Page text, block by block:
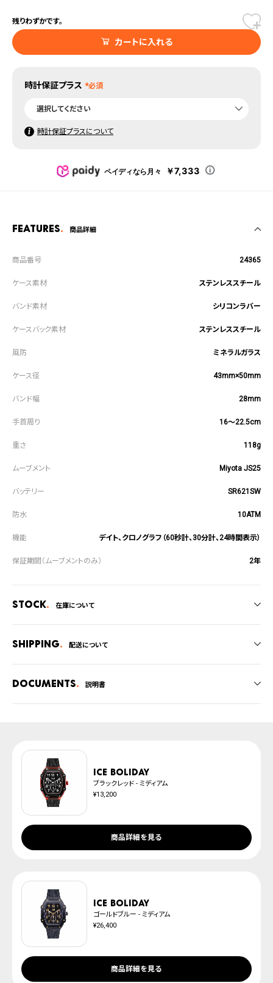
残りわずかです。
カートに入れる
時計保証プラス
時計保証プラスについて
ペイディなら月々 ￥7,333
Features 商品詳細
24365
ステンレススチール
シリコンラバー
ステンレススチール
ミネラルガラス
43mm×50mm
28mm
16～22.5cm
118g
Miyota JS25
SR621SW
10ATM
デイト、クロノグラフ（60秒計、30分計、24時間表示）
2年
Stock 在庫について
在庫切れの場合、キャンセルをさせて頂きます。
Shipping 配送について
・系列店舗から取り寄せ後に発送
※ご予約商品は、記載のお届け予定での発送となります。
Documents 説明書
防水について
ICE boliday
ブラックレッド - ミディアム
¥13,200
商品詳細を見る
ICE boliday
ゴールドブルー - ミディアム
¥26,400
商品詳細を見る